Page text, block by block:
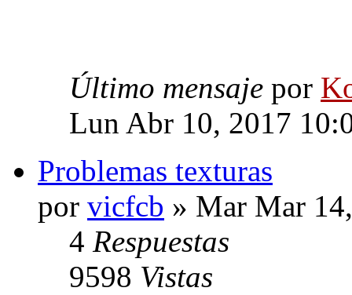
Último mensaje por
Lun Abr 10, 2017
Problemas texturas
por vicfcb » Mar Mar
4 Respuestas
9598 Vistas